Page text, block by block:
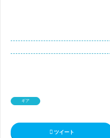
ギア
ツイート